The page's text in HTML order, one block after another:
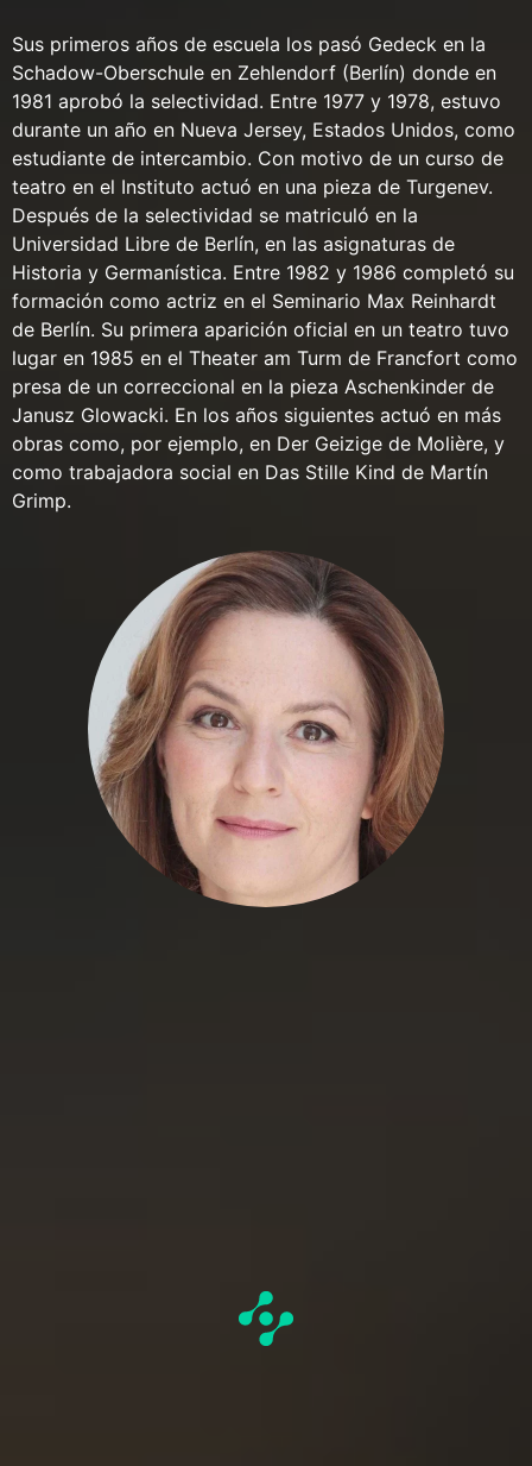
Sus primeros años de escuela los pasó Gedeck en la
Schadow-Oberschule en Zehlendorf (Berlín) donde en
1981 aprobó la selectividad. Entre 1977 y 1978, estuvo
durante un año en Nueva Jersey, Estados Unidos, como
estudiante de intercambio. Con motivo de un curso de
teatro en el Instituto actuó en una pieza de Turgenev.
Después de la selectividad se matriculó en la
Universidad Libre de Berlín, en las asignaturas de
Historia y Germanística. Entre 1982 y 1986 completó su
formación como actriz en el Seminario Max Reinhardt
de Berlín. Su primera aparición oficial en un teatro tuvo
lugar en 1985 en el Theater am Turm de Francfort como
presa de un correccional en la pieza Aschenkinder de
Janusz Glowacki. En los años siguientes actuó en más
obras como, por ejemplo, en Der Geizige de Molière, y
como trabajadora social en Das Stille Kind de Martín
Grimp.